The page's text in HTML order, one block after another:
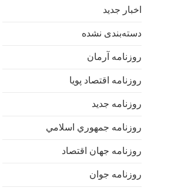
اخبار جدید
دسته‌بندی نشده
روزنامه آرمان
روزنامه اقتصاد پویا
روزنامه جدید
روزنامه جمهوري اسلامي
روزنامه جهان اقتصاد
روزنامه جوان